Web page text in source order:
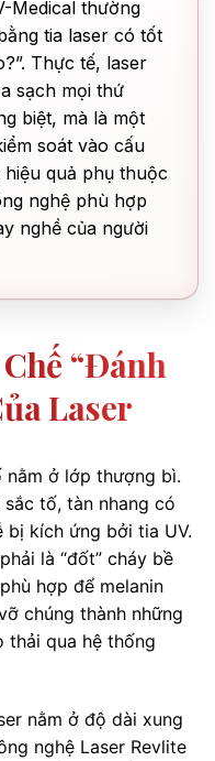
Medical thường
tia laser có tốt
Thực tế, laser
sạch mọi thứ
biệt, mà là một
soát vào cấu
quả phụ thuộc
nghệ phù hợp
nghề của người
“đánh
Laser
nằm ở lớp thượng bì.
tố, tàn nhang có
bị kích ứng bởi tia UV.
là “đốt” cháy bề
hợp để melanin
chúng thành những
thải qua hệ thống
nằm ở độ dài xung
nghệ Laser Revlite